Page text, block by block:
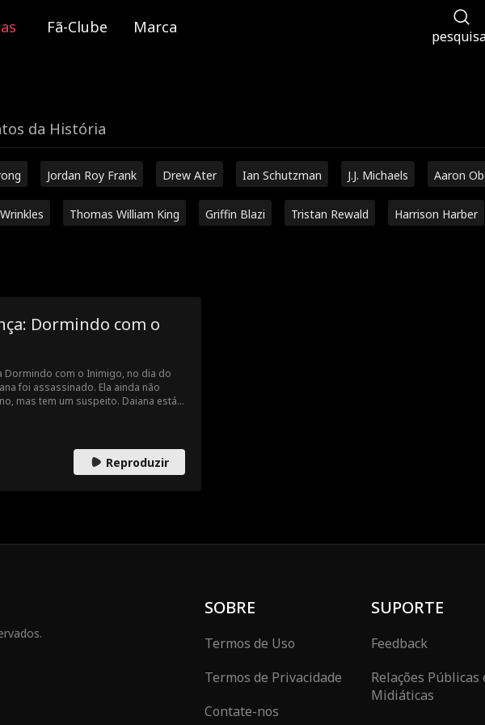
Fã-Clube Marca
da História
Jordan Roy Frank Drew Ater Ian Schutzman J.J. Michaels Aaron
Thomas William King Griffin Blazi Tristan Rewald Harrison Harber
Dormindo com o
Dormindo com o Inimigo, no dia do
foi assassinado. Ela ainda não
mas tem um suspeito. Daiana está
Reproduzir
SOBRE
Termos de Uso
Termos de Privacidade
Contate-nos
SUPORTE
Feedback
Relações Públicas
Midiáticas